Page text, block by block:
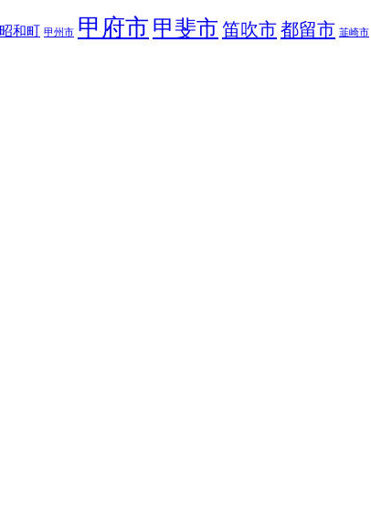
昭和町 甲州市 甲府市 甲斐市 笛吹市都留市 韮崎市